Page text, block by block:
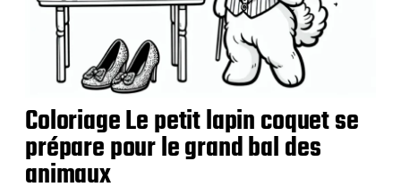
Coloriage Le petit lapin coquet se
prépare pour le grand bal des
animaux